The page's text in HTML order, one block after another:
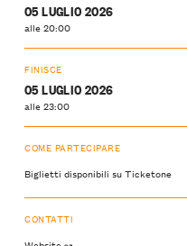
05 LUGLIO 2026
alle 20:00
FINISCE
05 LUGLIO 2026
alle 23:00
COME PARTECIPARE
Biglietti disponibili su Ticketone
CONTATTI